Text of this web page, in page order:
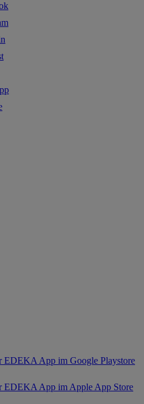
EDEKA App im Google Playstore
EDEKA App im Apple App Store